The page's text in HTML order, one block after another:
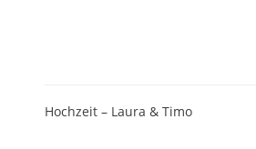
Hochzeit – Laura & Timo